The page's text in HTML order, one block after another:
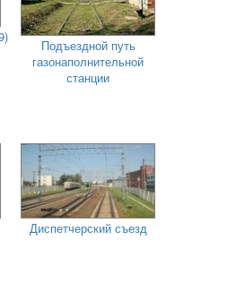
Подъездной путь
газонаполнительной
станции
Диспетчерский съезд